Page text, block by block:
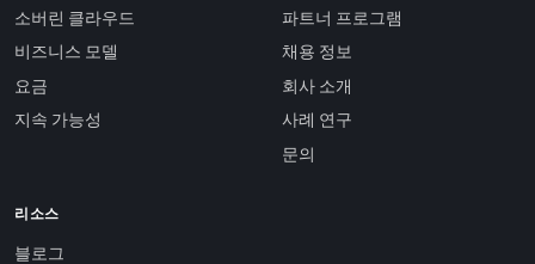
소버린 클라우드
비즈니스 모델
요금
지속 가능성
파트너 프로그램
채용 정보
회사 소개
사례 연구
문의
리소스
블로그